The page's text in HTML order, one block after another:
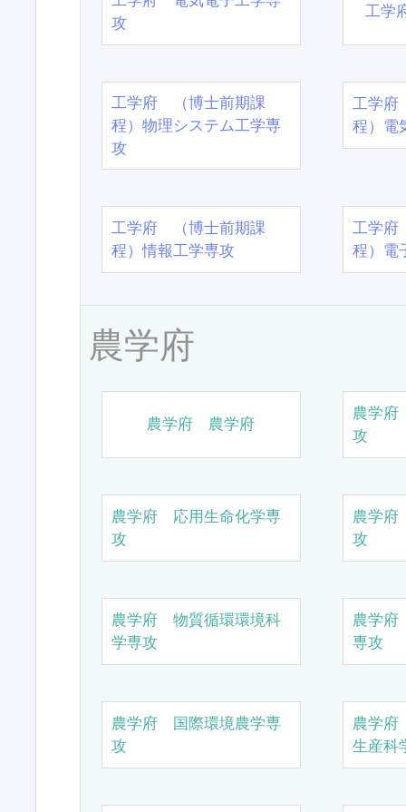
攻
工学
工学府 （博士前期課
程）物理システム工学専
攻
工学
程）電
工学府 （博士前期課
程）情報工学専攻
工学
程）電
農学府
農学府 農学府
農学
攻
農学府 応用生命化学専
攻
農学
攻
農学府 物質循環環境科
学専攻
農学
専攻
農学府 国際環境農学専
攻
農学
生産科